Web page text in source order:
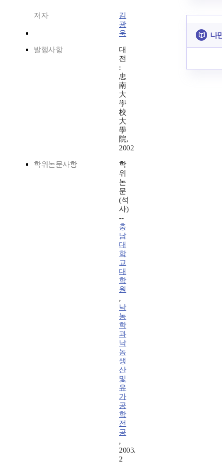
저자
김
광
욱
발행사항
대
전
:
忠
南
大
學
校
大
學
院,
2002
학위논문사항
학
위
논
문
(석
사)
--
충
남
대
학
교
대
학
원
,
낙
농
학
과
낙
농
생
산
및
유
가
공
학
전
공
,
2003.
2
나